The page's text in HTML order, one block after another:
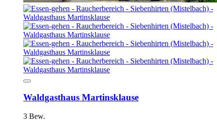
Waldgasthaus Martinsklause
3 Bew.